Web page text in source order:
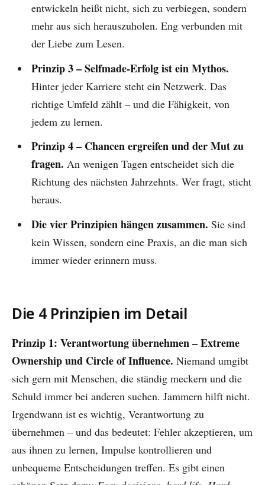
entwickeln heißt nicht, sich zu verbiegen, sondern
mehr aus sich herauszuholen. Eng verbunden mit
der Liebe zum Lesen.
Prinzip 3 – Selfmade-Erfolg ist ein Mythos.
Hinter jeder Karriere steht ein Netzwerk. Das
richtige Umfeld zählt – und die Fähigkeit, von
jedem zu lernen.
Prinzip 4 – Chancen ergreifen und der Mut zu
fragen. An wenigen Tagen entscheidet sich die
Richtung des nächsten Jahrzehnts. Wer fragt, sticht
heraus.
Die vier Prinzipien hängen zusammen. Sie sind
kein Wissen, sondern eine Praxis, an die man sich
immer wieder erinnern muss.
Die 4 Prinzipien im Detail
Prinzip 1: Verantwortung übernehmen – Extreme
Ownership und Circle of Influence. Niemand umgibt
sich gern mit Menschen, die ständig meckern und die
Schuld immer bei anderen suchen. Jammern hilft nicht.
Irgendwann ist es wichtig, Verantwortung zu
übernehmen – und das bedeutet: Fehler akzeptieren, um
aus ihnen zu lernen, Impulse kontrollieren und
unbequeme Entscheidungen treffen. Es gibt einen